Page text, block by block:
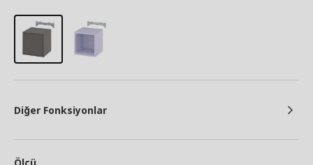
Diğer Fonksiyonlar